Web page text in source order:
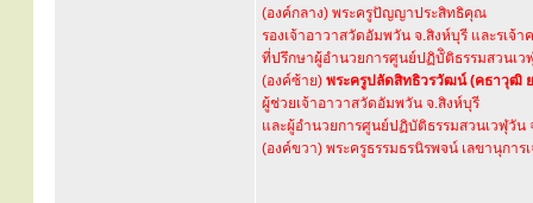
(องค์กลาง) พระครูปัญญาประสิทธิคุณ
รองเจ้าอาวาสวัดอัมพวัน จ.สิงห์บุรี และรเจ้
ที่ปรึกษาผู้อำนวยการศูนย์ปฏิบัิติธรรมสวนเว
(องค์ซ้าย) พระครูปลัดสิทธิวรวัฒน์ (คธาวุฒิ ย
ผู้ช่วยเจ้าอาวาสวัดอัมพวัน จ.สิงห์บุรี
และผู้อำนวยการศูนย์ปฏิบัติธรรมสวนเวฬุวัน
(องค์ขวา) พระครูธรรมธรนิรพจน์ เลขานุกา